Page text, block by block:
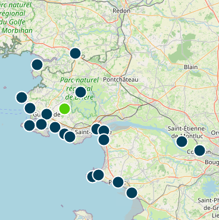
recèle de nombreux trésors qui ne laissent
Bretagne.
activity such as open-air accommodations. This is
lake, embodying paradise for fishermen and….